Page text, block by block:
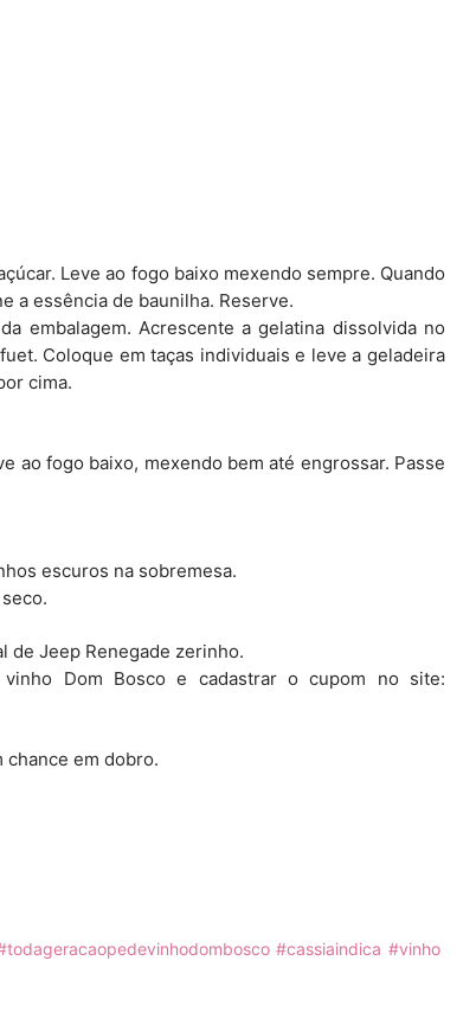
Leve ao fogo baixo mexendo sempre. Quando
a essência de baunilha. Reserve.
embalagem. Acrescente a gelatina dissolvida no
Coloque em taças individuais e leve a geladeira
cima.
ao fogo baixo, mexendo bem até engrossar. Passe
escuros na sobremesa.
de Jeep Renegade zerinho.
Dom Bosco e cadastrar o cupom no site:
chance em dobro.
#cassiaindica #vinho